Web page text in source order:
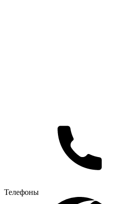
Телефоны